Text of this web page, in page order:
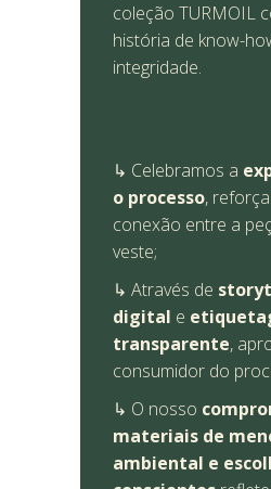
coleção TURMOIL
história de know-
integridade.
↳ Celebramos a
o processo,
conexão entre a
veste;
↳ Através de
digital e
transparente,
consumidor do
↳ O nosso
materiais de
ambiental e